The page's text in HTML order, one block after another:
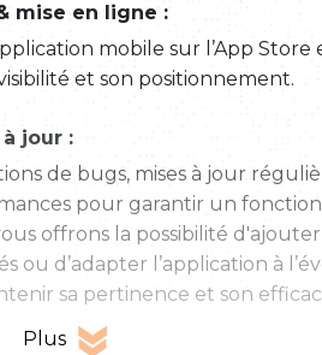
mise en ligne :
mobile sur l’App Store
et son positionnement.
jour :
de bugs, mises à jour
pour garantir un
offrons la possibilité
ou d’adapter l’application à
sa pertinence et son
Plus